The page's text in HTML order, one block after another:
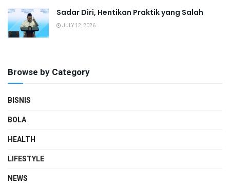
Sadar Diri, Hentikan Praktik yang Salah
JULY 12, 2026
Browse by Category
BISNIS
BOLA
HEALTH
LIFESTYLE
NEWS